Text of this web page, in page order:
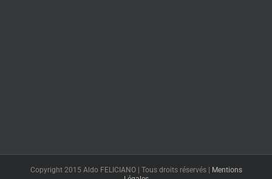
Copyright 2015 Aldo FELICIANO | Tous droits réservés |
Mentions